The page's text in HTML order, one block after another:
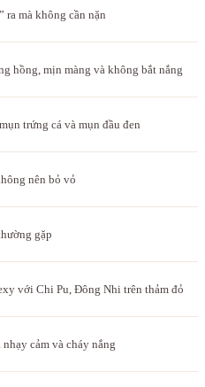
ra mà không cần nặn
hồng, mịn màng và không bắt nắng
trứng cá và mụn đầu đen
nên bỏ vỏ
gặp
với Chi Pu, Đông Nhi trên thảm đỏ
cảm và cháy nắng